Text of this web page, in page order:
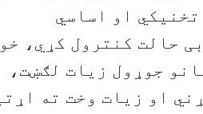
او اساسي
حالت کنترول کړي،
جوړول زیات لګښت،
او زیات وخت ته